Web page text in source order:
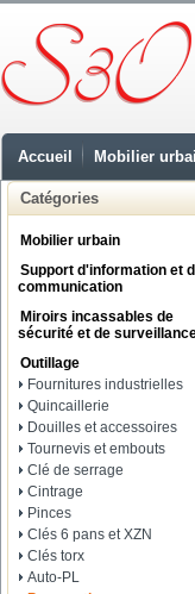
Accueil Mobilier
Catégories
Mobilier urbain
Support d'information et
communication
Miroirs incassables de
sécurité et de
Outillage
Fournitures industrielles
Quincaillerie
Douilles et accessoires
Tournevis et embouts
Clé de serrage
Cintrage
Pinces
Clés 6 pans et XZN
Clés torx
Auto-PL